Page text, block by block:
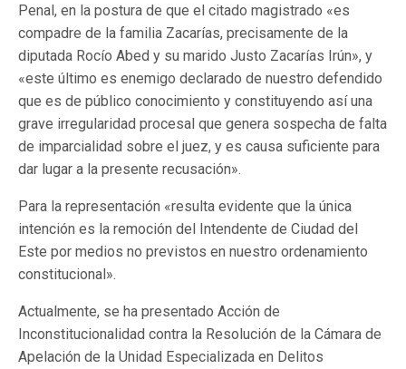
Penal, en la postura de que el citado magistrado «es
compadre de la familia Zacarías, precisamente de la
diputada Rocío Abed y su marido Justo Zacarías Irún», y
«este último es enemigo declarado de nuestro defendido
que es de público conocimiento y constituyendo así una
grave irregularidad procesal que genera sospecha de falta
de imparcialidad sobre el juez, y es causa suficiente para
dar lugar a la presente recusación».
Para la representación «resulta evidente que la única
intención es la remoción del Intendente de Ciudad del
Este por medios no previstos en nuestro ordenamiento
constitucional».
Actualmente, se ha presentado Acción de
Inconstitucionalidad contra la Resolución de la Cámara de
Apelación de la Unidad Especializada en Delitos